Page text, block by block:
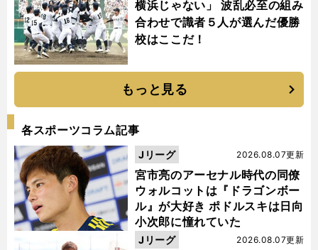
横浜じゃない」 波乱必至の組み
合わせで識者５人が選んだ優勝
校はここだ！
もっと見る
各スポーツコラム記事
宮市亮のアーセナル時代の同僚
ウォルコットは『ドラゴンボー
ル』が大好き ポドルスキは日向
小次郎に憧れていた
2026.08.07更新
Jリーグ
2026.08.07更新
Jリーグ